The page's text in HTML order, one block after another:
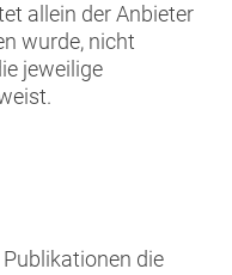
allein der Anbieter
wurde, nicht
jeweilige
die